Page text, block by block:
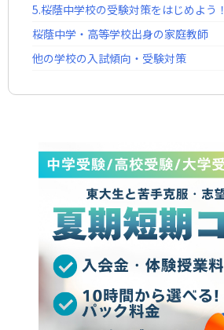
5.桜蔭中学校の受験対策をはじめよう！
桜蔭中学・高等学校出身の家庭教師
他の学校の入試傾向・受験対策